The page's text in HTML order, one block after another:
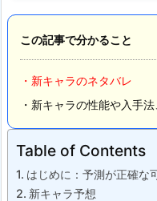
この記事で分かること
・新キャラのネタバレ
・新キャラの性能や入手
Table of Contents
はじめに：予測が正確な
新キャラ予想